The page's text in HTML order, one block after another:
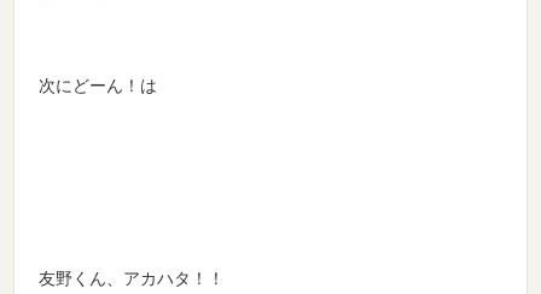
次にどーん！は
友野くん、アカハタ！！